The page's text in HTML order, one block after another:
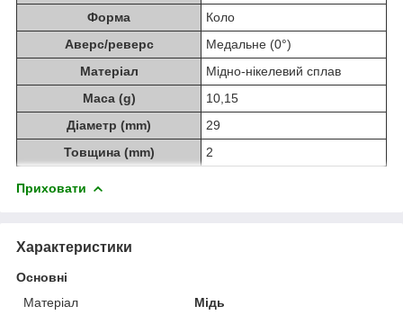
Форма
Коло
Аверс/реверс
Медальне (0°)
Матеріал
Мідно-нікелевий сплав
Маса (g)
10,15
Діаметр (mm)
29
Товщина (mm)
2
Приховати
Характеристики
Основні
Матеріал
Мідь